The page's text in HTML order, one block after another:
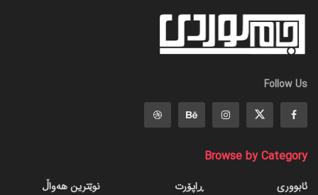
Follow Us
Browse by Category
ئابووری
ڕاپۆرت
نوێترین هەواڵ